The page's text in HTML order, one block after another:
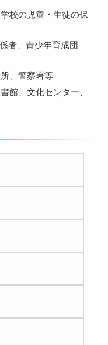
校の児童・生徒の保
者、青少年育成団
、警察署等
館、文化センター、